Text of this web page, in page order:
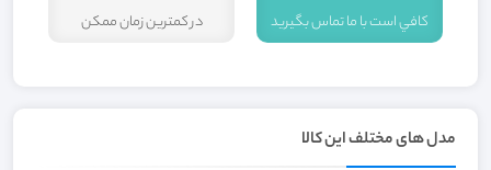
کافي است با ما تماس بگيريد در کمترين زمان ممکن
مدل های مختلف این کالا